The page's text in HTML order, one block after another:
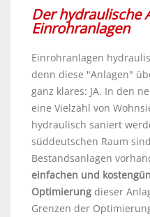
Der hydraulische
Einrohranlagen
Einrohranlagen
denn diese "Anlagen"
ganz klares: JA. In den
eine Vielzahl von
hydraulisch saniert
süddeutschen Raum
Bestandsanlagen
einfachen und
Optimierung dieser
Grenzen der